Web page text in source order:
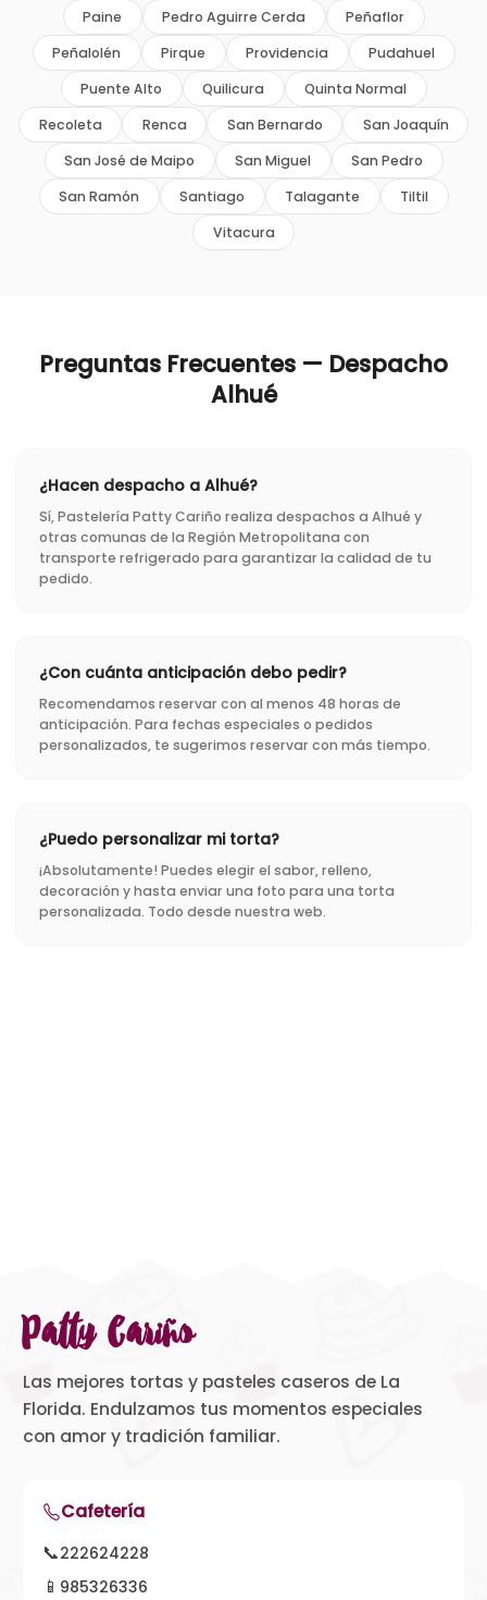
Paine Pedro Aguirre Cerda
Peñaflor
Peñalolén
Pirque Providencia
Pudahuel
Puente Alto
Quilicura
Quinta Normal
Recoleta
Renca San Bernardo
San Joaquín
San José de Maipo
San Miguel
San Pedro
San Ramón
Santiago Talagante
Tiltil
Vitacura
Preguntas Frecuentes — Despacho
Alhué
¿Hacen despacho a Alhué?
Sí, Pastelería Patty Cariño realiza despachos a Alhué y
otras comunas de la Región Metropolitana con
transporte refrigerado para garantizar la calidad de tu
pedido.
¿Con cuánta anticipación debo pedir?
Recomendamos reservar con al menos 48 horas de
anticipación. Para fechas especiales o pedidos
personalizados, te sugerimos reservar con más tiempo.
¿Puedo personalizar mi torta?
¡Absolutamente! Puedes elegir el sabor, relleno,
decoración y hasta enviar una foto para una torta
personalizada. Todo desde nuestra web.
Patty Cariño
Las mejores tortas y pasteles caseros de La
Florida. Endulzamos tus momentos especiales
con amor y tradición familiar.
Cafetería
📞222624228
📱 985326336